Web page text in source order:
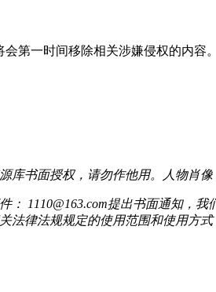
第一时间移除相关涉嫌侵权的内
书面授权，请勿作他用。人物肖像
1110@163.com提出书面通知，
律法规规定的使用范围和使用方式